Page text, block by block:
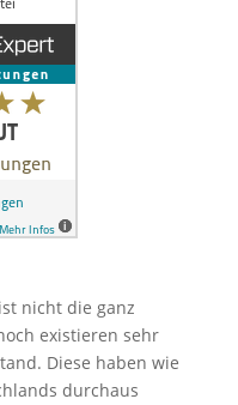
nicht die ganz
existieren sehr
Diese haben wie
durchaus